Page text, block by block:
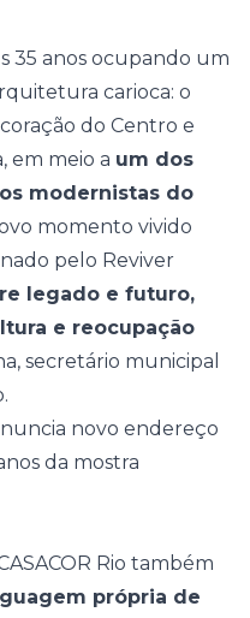
35 anos ocupando um
carioca: o
do Centro e
em meio a um dos
modernistas do
momento vivido
pelo Reviver
legado e futuro,
e reocupação
secretário municipal
Rio também
própria de